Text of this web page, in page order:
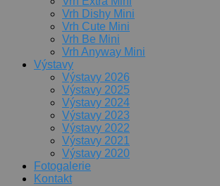
Vrh Dishy Mini
Vrh Cute Mini
Vrh Be Mini
Vrh Anyway Mini
Výstavy
Výstavy 2026
Výstavy 2025
Výstavy 2024
Výstavy 2023
Výstavy 2022
Výstavy 2021
Výstavy 2020
Fotogalerie
Kontakt